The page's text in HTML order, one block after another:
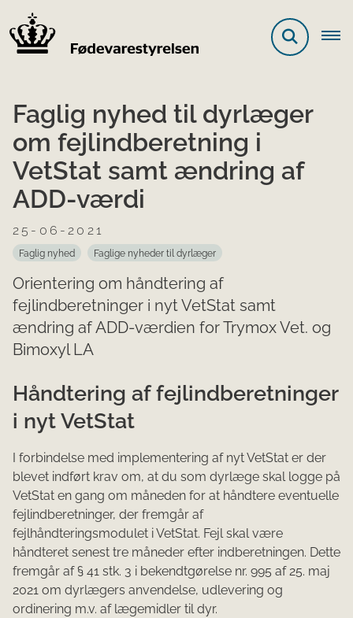
Faglig nyhed til dyrlæger
om fejlindberetning i
VetStat samt ændring af
ADD-værdi
25-06-2021
Faglig nyhed Faglige nyheder til dyrlæger
Orientering om håndtering af
fejlindberetninger i nyt VetStat samt
ændring af ADD-værdien for Trymox Vet. og
Bimoxyl LA
Håndtering af fejlindberetninger
i nyt VetStat
I forbindelse med implementering af nyt VetStat er der
blevet indført krav om, at du som dyrlæge skal logge på
VetStat en gang om måneden for at håndtere eventuelle
fejlindberetninger, der fremgår af
fejlhåndteringsmodulet i VetStat. Fejl skal være
håndteret senest tre måneder efter indberetningen. Dette
fremgår af § 41 stk. 3 i bekendtgørelse nr. 995 af 25. maj
2021 om dyrlægers anvendelse, udlevering og
ordinering m.v. af lægemidler til dyr.